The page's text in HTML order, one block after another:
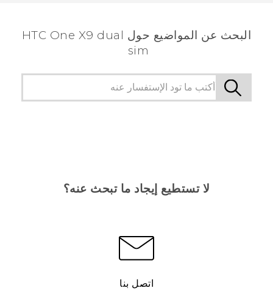
البحث عن المواضيع حول HTC One X9 dual
sim
لا تستطيع إيجاد ما تبحث عنه؟
اتصل بنا